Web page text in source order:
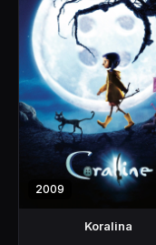
2009
Koralina